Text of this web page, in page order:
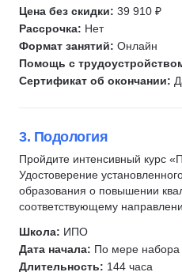
Уход за волосами
Уход за кожей
Лимфодренажный массаж
Цена без скидки: 39 910 ₽
Рассрочка: Нет
Формат занятий: Онлайн
Помощь с
Сертификат об окончании:
3. Подология
Пройдите интенсивный курс
Удостоверение
образования о повышении
соответствующему
Школа: ИПО
Дата начала: По мере набора
Длительность: 144 часа